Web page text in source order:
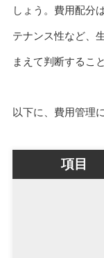
しょう。費用配分
テナンス性など、
まえて判断するこ
以下に、費用管理
項目